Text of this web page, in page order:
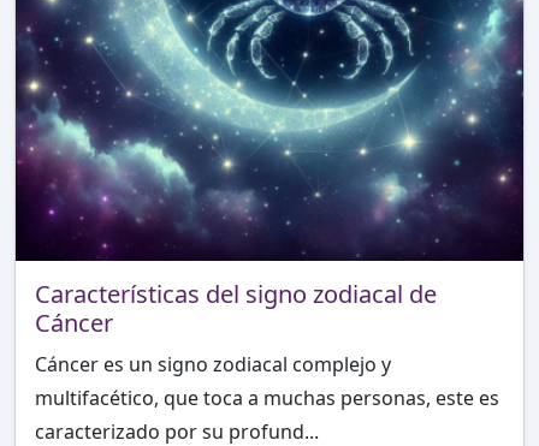
Características del signo zodiacal de
Cáncer
Cáncer es un signo zodiacal complejo y
multifacético, que toca a muchas personas, este es
caracterizado por su profund...